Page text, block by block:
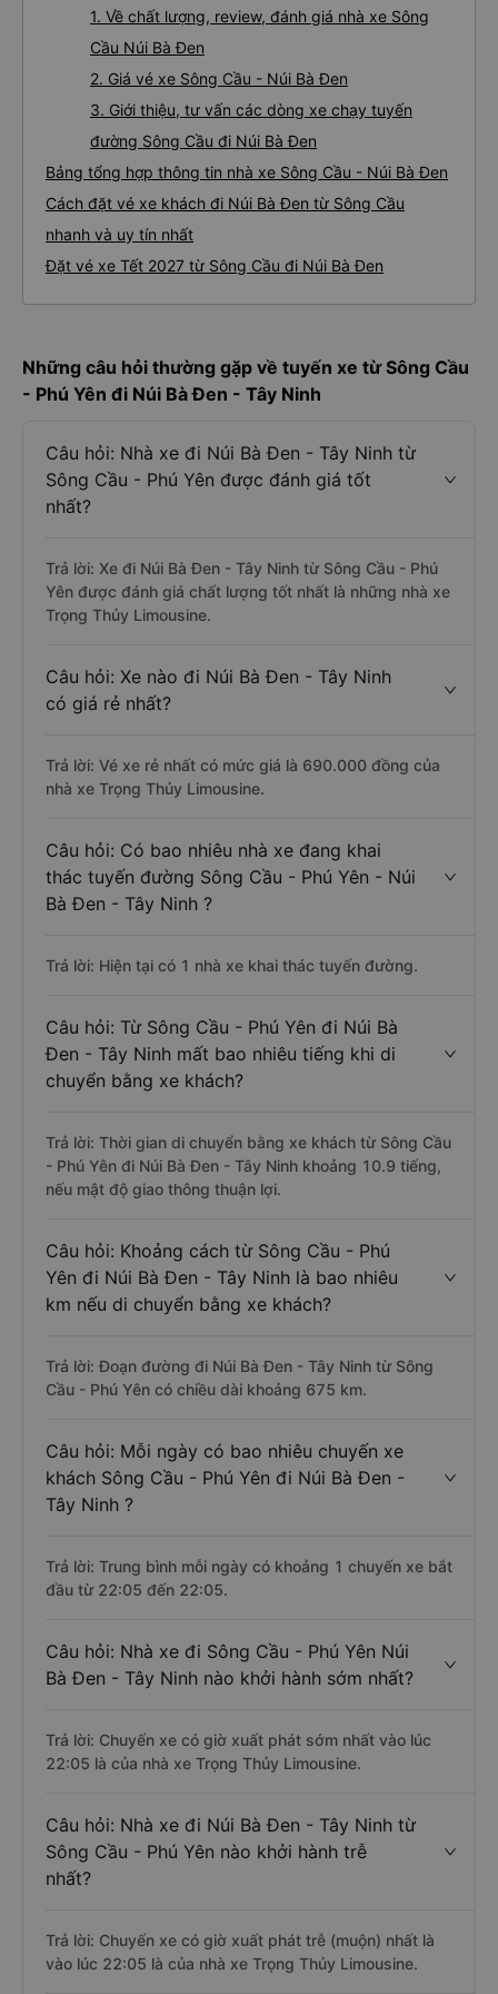
1. Về chất lượng, review, đánh giá nhà xe Sông
Cầu Núi Bà Đen
2. Giá vé xe Sông Cầu - Núi Bà Đen
3. Giới thiệu, tư vấn các dòng xe chạy tuyến
đường Sông Cầu đi Núi Bà Đen
Bảng tổng hợp thông tin nhà xe Sông Cầu - Núi Bà Đen
Cách đặt vé xe khách đi Núi Bà Đen từ Sông Cầu
nhanh và uy tín nhất
Đặt vé xe Tết 2027 từ Sông Cầu đi Núi Bà Đen
Những câu hỏi thường gặp về tuyến xe từ Sông Cầu
- Phú Yên đi Núi Bà Đen - Tây Ninh
Câu hỏi: Nhà xe đi Núi Bà Đen - Tây Ninh từ
Sông Cầu - Phú Yên được đánh giá tốt
nhất?
Trả lời: Xe đi Núi Bà Đen - Tây Ninh từ Sông Cầu - Phú
Yên được đánh giá chất lượng tốt nhất là những nhà xe
Trọng Thủy Limousine.
Câu hỏi: Xe nào đi Núi Bà Đen - Tây Ninh
có giá rẻ nhất?
Trả lời: Vé xe rẻ nhất có mức giá là 690.000 đồng của
nhà xe Trọng Thủy Limousine.
Câu hỏi: Có bao nhiêu nhà xe đang khai
thác tuyến đường Sông Cầu - Phú Yên - Núi
Bà Đen - Tây Ninh ?
Trả lời: Hiện tại có 1 nhà xe khai thác tuyến đường.
Câu hỏi: Từ Sông Cầu - Phú Yên đi Núi Bà
Đen - Tây Ninh mất bao nhiêu tiếng khi di
chuyển bằng xe khách?
Trả lời: Thời gian di chuyển bằng xe khách từ Sông Cầu
- Phú Yên đi Núi Bà Đen - Tây Ninh khoảng 10.9 tiếng,
nếu mật độ giao thông thuận lợi.
Câu hỏi: Khoảng cách từ Sông Cầu - Phú
Yên đi Núi Bà Đen - Tây Ninh là bao nhiêu
km nếu di chuyển bằng xe khách?
Trả lời: Đoạn đường đi Núi Bà Đen - Tây Ninh từ Sông
Cầu - Phú Yên có chiều dài khoảng 675 km.
Câu hỏi: Mỗi ngày có bao nhiêu chuyến xe
khách Sông Cầu - Phú Yên đi Núi Bà Đen -
Tây Ninh ?
Trả lời: Trung bình mỗi ngày có khoảng 1 chuyến xe bắt
đầu từ 22:05 đến 22:05.
Câu hỏi: Nhà xe đi Sông Cầu - Phú Yên Núi
Bà Đen - Tây Ninh nào khởi hành sớm nhất?
Trả lời: Chuyến xe có giờ xuất phát sớm nhất vào lúc
22:05 là của nhà xe Trọng Thủy Limousine.
Câu hỏi: Nhà xe đi Núi Bà Đen - Tây Ninh từ
Sông Cầu - Phú Yên nào khởi hành trễ
nhất?
Trả lời: Chuyến xe có giờ xuất phát trễ (muộn) nhất là
vào lúc 22:05 là của nhà xe Trọng Thủy Limousine.